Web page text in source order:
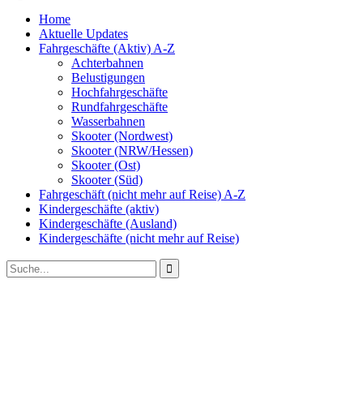
Home
Aktuelle Updates
Fahrgeschäfte (Aktiv) A-Z
Achterbahnen
Belustigungen
Hochfahrgeschäfte
Rundfahrgeschäfte
Wasserbahnen
Skooter (Nordwest)
Skooter (NRW/Hessen)
Skooter (Ost)
Skooter (Süd)
Fahrgeschäft (nicht mehr auf Reise) A-Z
Kindergeschäfte (aktiv)
Kindergeschäfte (Ausland)
Kindergeschäfte (nicht mehr auf Reise)